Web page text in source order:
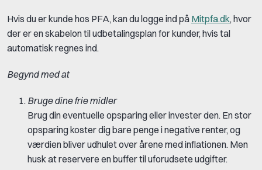
Hvis du er kunde hos PFA, kan du logge ind på Mitpfa.dk, hvor
der er en skabelon til udbetalingsplan for kunder, hvis tal
automatisk regnes ind.
Begynd med at
Bruge dine frie midler
Brug din eventuelle opsparing eller invester den. En stor
opsparing koster dig bare penge i negative renter, og
værdien bliver udhulet over årene med inflationen. Men
husk at reservere en buffer til uforudsete udgifter.